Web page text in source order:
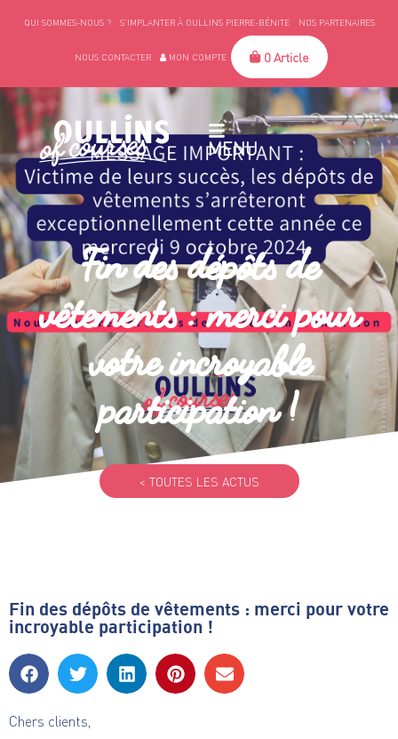
QUI SOMMES-NOUS ? S’IMPLANTER À OULLINS PIERRE-BÉNITE NOS PARTENAIRES
NOUS CONTACTER MON COMPTE 0 Article
MENU
Fin des dépôts de
vêtements : merci pour
votre incroyable
participation !
< TOUTES LES ACTUS
Fin des dépôts de vêtements : merci pour votre
incroyable participation !
Chers clients,